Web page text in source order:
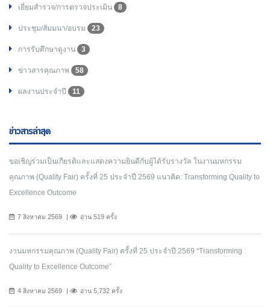
เยี่ยมสำรวจ/การตรวจประเมิน 8
ประชุม/สัมมนา/อบรม 23
การรับศึกษาดูงาน 3
ข่าวสารคุณภาพ 58
ผลงานประจำปี 11
ข่าวสารล่าสุด
ขอเชิญร่วมเป็นเกียรติและแสดงความยินดีกับผู้ได้รับรางวัล ในงานมหกรรม
คุณภาพ (Quality Fair) ครั้งที่ 25 ประจำปี 2569 แนวคิด: Transforming Quality to
Excellence Outcome
7 สิงหาคม 2569 อ่าน 519 ครั้ง
งานมหกรรมคุณภาพ (Quality Fair) ครั้งที่ 25 ประจำปี 2569 “Transforming
Quality to Excellence Outcome”
4 สิงหาคม 2569 อ่าน 5,732 ครั้ง